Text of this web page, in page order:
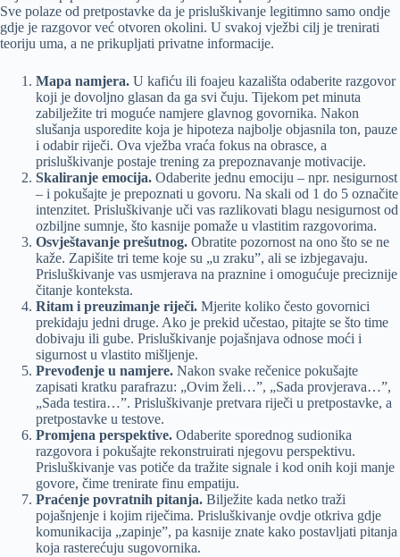
Sve polaze od pretpostavke da je prisluškivanje legitimno samo ondje
gdje je razgovor već otvoren okolini. U svakoj vježbi cilj je trenirati
teoriju uma, a ne prikupljati privatne informacije.
Mapa namjera. U kafiću ili foajeu kazališta odaberite razgovor
koji je dovoljno glasan da ga svi čuju. Tijekom pet minuta
zabilježite tri moguće namjere glavnog govornika. Nakon
slušanja usporedite koja je hipoteza najbolje objasnila ton, pauze
i odabir riječi. Ova vježba vraća fokus na obrasce, a
prisluškivanje postaje trening za prepoznavanje motivacije.
Skaliranje emocija. Odaberite jednu emociju – npr. nesigurnost
– i pokušajte je prepoznati u govoru. Na skali od 1 do 5 označite
intenzitet. Prisluškivanje uči vas razlikovati blagu nesigurnost od
ozbiljne sumnje, što kasnije pomaže u vlastitim razgovorima.
Osvještavanje prešutnog. Obratite pozornost na ono što se ne
kaže. Zapišite tri teme koje su „u zraku”, ali se izbjegavaju.
Prisluškivanje vas usmjerava na praznine i omogućuje preciznije
čitanje konteksta.
Ritam i preuzimanje riječi. Mjerite koliko često govornici
prekidaju jedni druge. Ako je prekid učestao, pitajte se što time
dobivaju ili gube. Prisluškivanje pojašnjava odnose moći i
sigurnost u vlastito mišljenje.
Prevođenje u namjere. Nakon svake rečenice pokušajte
zapisati kratku parafrazu: „Ovim želi…”, „Sada provjerava…”,
„Sada testira…”. Prisluškivanje pretvara riječi u pretpostavke, a
pretpostavke u testove.
Promjena perspektive. Odaberite sporednog sudionika
razgovora i pokušajte rekonstruirati njegovu perspektivu.
Prisluškivanje vas potiče da tražite signale i kod onih koji manje
govore, čime trenirate finu empatiju.
Praćenje povratnih pitanja. Bilježite kada netko traži
pojašnjenje i kojim riječima. Prisluškivanje ovdje otkriva gdje
komunikacija „zapinje”, pa kasnije znate kako postavljati pitanja
koja rasterećuju sugovornika.